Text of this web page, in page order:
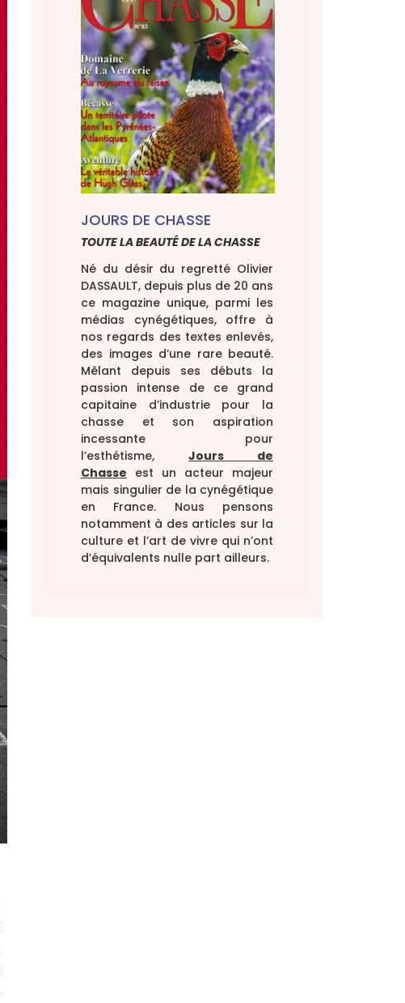
Formations fédérales
Réglementation
Tutos sécurité
Votre licence de tir
Votre permis de chasse
JOURS DE CHASSE
TOUTE LA BEAUTÉ DE LA CHASSE
Né du désir du regretté Olivier
DASSAULT, depuis plus de 20 ans
ce magazine unique, parmi les
médias cynégétiques, offre à
nos regards des textes enlevés,
des images d’une rare beauté.
Mêlant depuis ses débuts la
passion intense de ce grand
capitaine d’industrie pour la
chasse et son aspiration
incessante pour
l’esthétisme, Jours de
Chasse est un acteur majeur
mais singulier de la cynégétique
en France. Nous pensons
notamment à des articles sur la
culture et l’art de vivre qui n’ont
d’équivalents nulle part ailleurs.